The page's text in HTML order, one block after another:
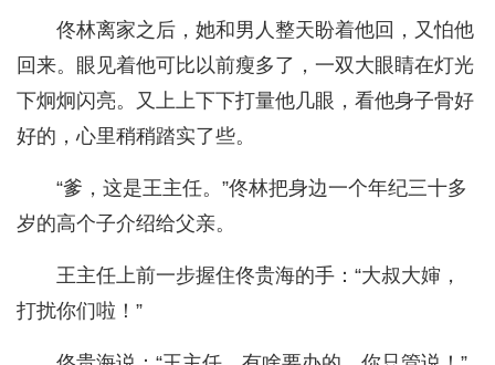
佟林离家之后，她和男人整天盼着他回，又怕他
回来。眼见着他可比以前瘦多了，一双大眼睛在灯光
下炯炯闪亮。又上上下下打量他几眼，看他身子骨好
好的，心里稍稍踏实了些。
“爹，这是王主任。”佟林把身边一个年纪三十多
岁的高个子介绍给父亲。
王主任上前一步握住佟贵海的手：“大叔大婶，
打扰你们啦！”